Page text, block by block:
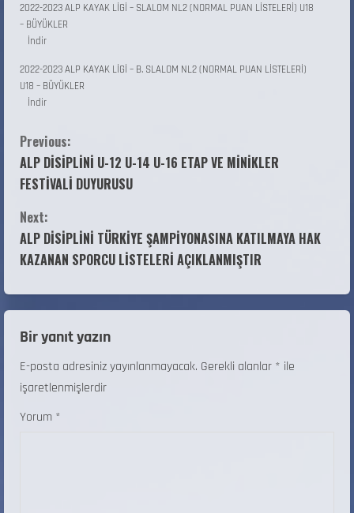
2022-2023 ALP KAYAK LİGİ – SLALOM NL2 (NORMAL PUAN LİSTELERİ) U18
– BÜYÜKLER
İndir
2022-2023 ALP KAYAK LİGİ – B. SLALOM NL2 (NORMAL PUAN LİSTELERİ)
U18 – BÜYÜKLER
İndir
Previous:
ALP DİSİPLİNİ U-12 U-14 U-16 ETAP VE MİNİKLER
FESTİVALİ DUYURUSU
Next:
ALP DİSİPLİNİ TÜRKİYE ŞAMPİYONASINA KATILMAYA HAK
KAZANAN SPORCU LİSTELERİ AÇIKLANMIŞTIR
Bir yanıt yazın
E-posta adresiniz yayınlanmayacak. Gerekli alanlar * ile
işaretlenmişlerdir
Yorum *